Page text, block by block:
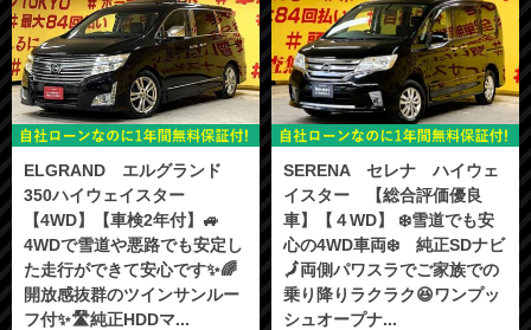
ELGRAND エルグランド
350ハイウェイスター
【4WD】【車検2年付】🚙
4WDで雪道や悪路でも安定し
た走行ができて安心です✨🌈
開放感抜群のツインサンルー
フ付✨🛣️純正HDDマ...
SERENA セレナ ハイウェ
イスター 【総合評価優良
車】【４WD】 ❄️雪道でも安
心の4WD車両❄️ 純正SDナビ
🗾両側パワスラでご家族での
乗り降りラクラク😆ワンプッ
シュオープナ...